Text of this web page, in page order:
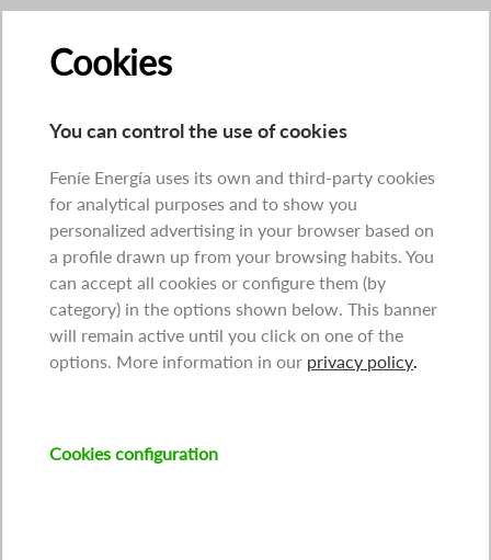
Cookies
You can control the use of cookies
Feníe Energía uses its own and third-party cookies
for analytical purposes and to show you
personalized advertising in your browser based on
a profile drawn up from your browsing habits. You
can accept all cookies or configure them (by
category) in the options shown below. This banner
will remain active until you click on one of the
options. More information in our privacy policy
Cookies configuration